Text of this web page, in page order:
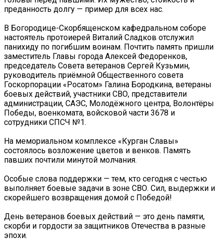
преданность долгу — пример для всех нас.
В Богородице-Скорбященском кафедральном соборе
настоятель протоиерей Виталий Сладков отслужил
панихиду по погибшим воинам. Почтить память пришли
заместитель Главы города Алексей Федоренков,
председатель Совета ветеранов Сергей Кузьмин,
руководитель приёмной Общественного совета
Госкорпорации «Росатом» Галина Бородкина, ветераны
боевых действий, участники СВО, представители
администрации, САЭС, Молодёжного центра, Волонтёры
Победы, военкомата, войсковой части 3678 и
сотрудники СПСЧ №1.
На мемориальном комплексе «Курган Славы»
состоялось возложение цветов и венков. Память
павших почтили минутой молчания.
Особые слова поддержки — тем, кто сегодня с честью
выполняет боевые задачи в зоне СВО. Сил, выдержки и
скорейшего возвращения домой с Победой!
День ветеранов боевых действий — это день памяти,
скорби и гордости за защитников Отечества в разные
эпохи.